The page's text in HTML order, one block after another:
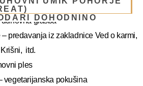
DOHODNINO
glasba
predavanja iz zakladnice Ved o karmi,
itd.
ples
vegetarijanska pokušina